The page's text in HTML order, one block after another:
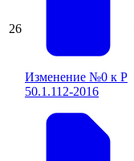
26
Изменение №0 к Р
50.1.112-2016